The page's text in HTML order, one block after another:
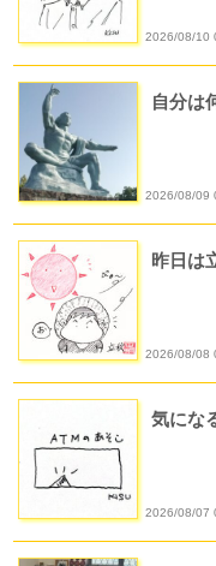
2026/08/10
自分は
2026/08/09
昨日は
2026/08/08
気にな
2026/08/07